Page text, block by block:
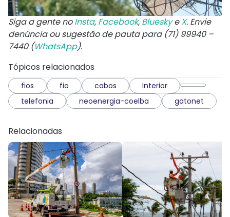
Siga a gente noInsta, Facebook, BlueskyeX. Envie
denúncia ou sugestão de pauta para (71) 99940 –
7440 (WhatsApp).
Tópicos relacionados
fios fio cabos
Interior
telefonia
neoenergia-coelba gatonet
Relacionadas